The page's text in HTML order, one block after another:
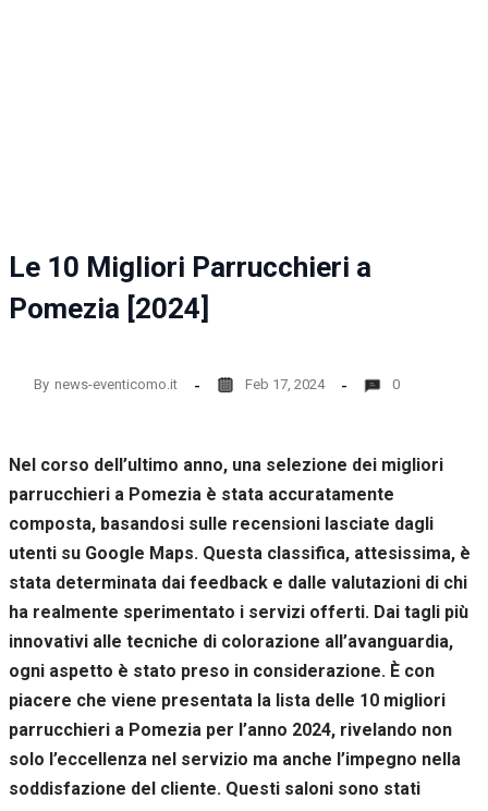
Le 10 Migliori Parrucchieri a
Pomezia [2024]
By news-eventicomo.it Feb 17, 2024 0
Nel corso dell’ultimo anno, una selezione dei migliori
parrucchieri a Pomezia è stata accuratamente
composta, basandosi sulle recensioni lasciate dagli
utenti su Google Maps. Questa classifica, attesissima, è
stata determinata dai feedback e dalle valutazioni di chi
ha realmente sperimentato i servizi offerti. Dai tagli più
innovativi alle tecniche di colorazione all’avanguardia,
ogni aspetto è stato preso in considerazione. È con
piacere che viene presentata la lista delle 10 migliori
parrucchieri a Pomezia per l’anno 2024, rivelando non
solo l’eccellenza nel servizio ma anche l’impegno nella
soddisfazione del cliente. Questi saloni sono stati
Esperienza
Per
esperienza
di
sito durante
Se rifiuti
questi
cookie,
alcune
funzioni del
sito non
disponibili.
Marketing
Condividendo i
tuoi interessi e il
tuo